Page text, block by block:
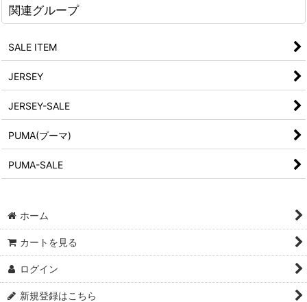
関連グループ
SALE ITEM
JERSEY
JERSEY-SALE
PUMA(プーマ)
PUMA-SALE
ホーム
カートを見る
ログイン
新規登録はこちら